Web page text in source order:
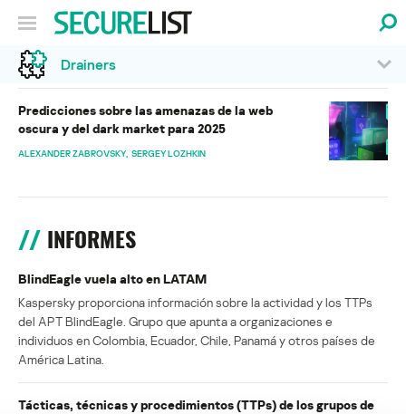
Drainers
Predicciones sobre las amenazas de la web
oscura y del dark market para 2025
ALEXANDER ZABROVSKY SERGEY LOZHKIN
INFORMES
BlindEagle vuela alto en LATAM
Kaspersky proporciona información sobre la actividad y los TTPs
del APT BlindEagle. Grupo que apunta a organizaciones e
individuos en Colombia, Ecuador, Chile, Panamá y otros países de
América Latina.
Tácticas, técnicas y procedimientos (TTPs) de los grupos de